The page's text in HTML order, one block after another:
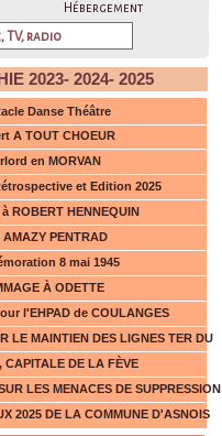
Danse Théâtre
A TOUT CHOEUR
en MORVAN
et Edition 2025
ROBERT HENNEQUIN
AMAZY PENTRAD
8 mai 1945
À ODETTE
l'EHPAD de COULANGES
LE MAINTIEN DES LIGNES TER DU
CAPITALE DE LA FÈVE
LES MENACES DE SUPPRESSION
2025 DE LA COMMUNE D'ASNOIS
2023- 2024- 2025
Hébergement
TV, radio